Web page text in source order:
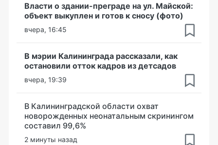
Власти о здании-преграде на ул. Майской:
объект выкуплен и готов к сносу (фото)
вчера, 16:45
В мэрии Калининграда рассказали, как
остановили отток кадров из детсадов
вчера, 19:39
В Калининградской области охват
новорожденных неонатальным скринингом
составил 99,6%
2 минуты назад